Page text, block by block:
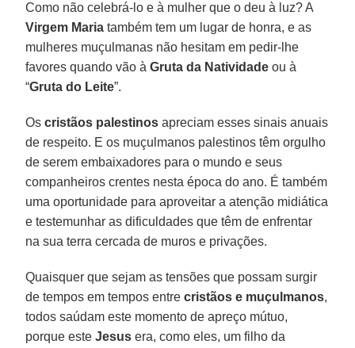
Como não celebrá-lo e à mulher que o deu à luz? A
Virgem Maria também tem um lugar de honra, e as
mulheres muçulmanas não hesitam em pedir-lhe
favores quando vão àGruta da Natividade ou à
“Gruta do Leite”.
Oscristãos palestinos apreciam esses sinais anuais
de respeito. E os muçulmanos palestinos têm orgulho
de serem embaixadores para o mundo e seus
companheiros crentes nesta época do ano. É também
uma oportunidade para aproveitar a atenção midiática
e testemunhar as dificuldades que têm de enfrentar
na sua terra cercada de muros e privações.
Quaisquer que sejam as tensões que possam surgir
de tempos em tempos entrecristãos e muçulmanos,
todos saúdam este momento de apreço mútuo,
porque esteJesus era, como eles, um filho da